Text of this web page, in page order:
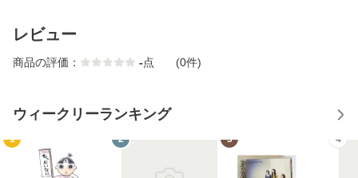
レビュー
商品の評価： -点 (0件)
ウィークリーランキング
1 2 3 4